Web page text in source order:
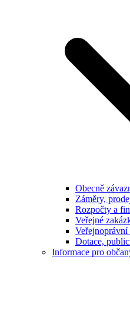
Obecně
Záměry,
Rozpočty a
Veřejné
Dotace,
Informace pro